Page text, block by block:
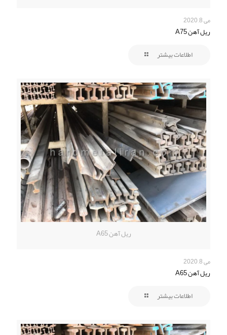
می 8, 2020
ریل آهن A75
اطلاعات بیشتر
ریل آهن A65
می 8, 2020
ریل آهن A65
اطلاعات بیشتر